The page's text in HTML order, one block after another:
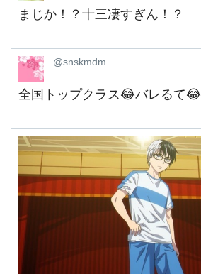
まじか！？十三凄すぎん！？
@snskmdm
全国トップクラス😂バレるて😂